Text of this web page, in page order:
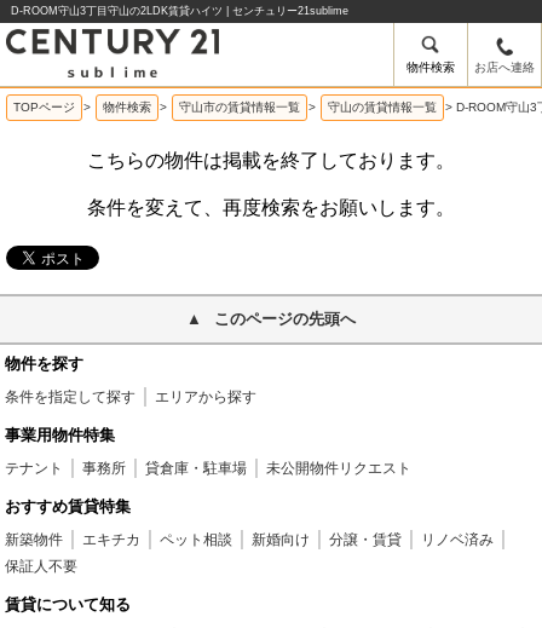
D-ROOM守山3丁目守山の2LDK賃貸ハイツ | センチュリー21sublime
物件検索 お店へ連絡
TOPページ > 物件検索 > 守山市の賃貸情報一覧 > 守山の賃貸情報一覧 > D-ROOM守山3
こちらの物件は掲載を終了しております。
条件を変えて、再度検索をお願いします。
このページの先頭へ
物件を探す
条件を指定して探す エリアから探す
事業用物件特集
テナント 事務所 貸倉庫・駐車場 未公開物件リクエスト
おすすめ賃貸特集
新築物件 エキチカ ペット相談 新婚向け 分譲・賃貸
リノベ済み
保証人不要
賃貸について知る